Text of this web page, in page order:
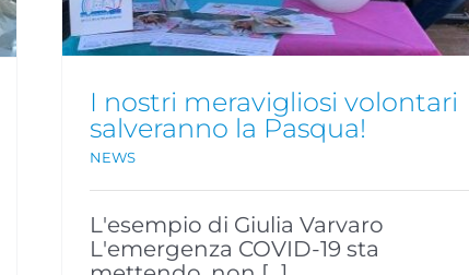
I nostri meravigliosi volontari
salveranno la Pasqua!
NEWS
L'esempio di Giulia Varvaro
L'emergenza COVID-19 sta